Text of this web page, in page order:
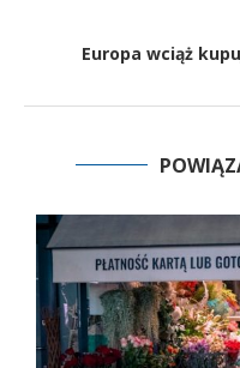
Europa wciąż